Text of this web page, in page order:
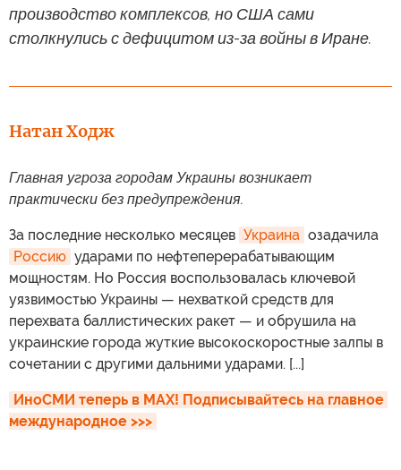
производство комплексов, но США сами
столкнулись с дефицитом из-за войны в Иране.
Натан Ходж
Главная угроза городам Украины возникает
практически без предупреждения.
За последние несколько месяцев Украина озадачила
Россию ударами по нефтеперерабатывающим
мощностям. Но Россия воспользовалась ключевой
уязвимостью Украины — нехваткой средств для
перехвата баллистических ракет — и обрушила на
украинские города жуткие высокоскоростные залпы в
сочетании с другими дальними ударами. [...]
ИноСМИ теперь в MAX! Подписывайтесь на главное
международное >>>